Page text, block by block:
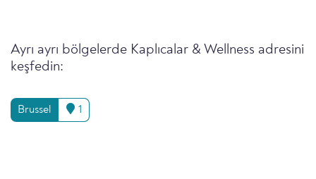
Ayrı ayrı bölgelerde Kaplıcalar & Wellness adresini
keşfedin:
Brussel 1